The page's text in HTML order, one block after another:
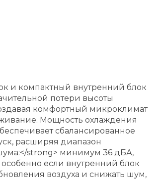
и компактный внутренний блок
потери высоты
комфортный микроклимат
Мощность охлаждения
сбалансированное
расширяя диапазон
strong> минимум 36 дБА,
если внутренний блок
воздуха и снижать шум,